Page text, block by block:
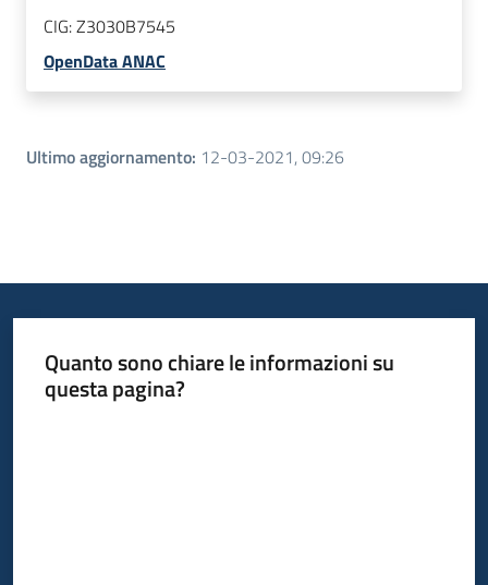
CIG:Z3030B7545
OpenData ANAC
Ultimo aggiornamento: 12-03-2021, 09:26
Quanto sono chiare le informazioni su
questa pagina?